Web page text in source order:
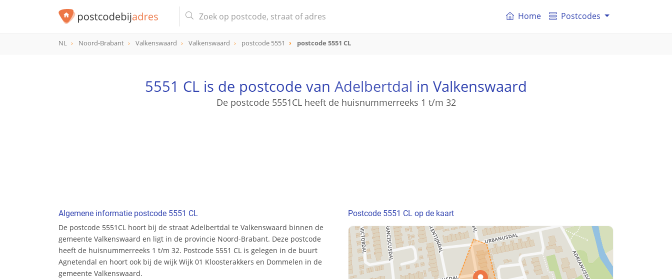
Home Postcodes
NL Noord-Brabant Valkenswaard Valkenswaard postcode 5551 postcode 5551 CL
5551 CL is de postcode van Adelbertdal in Valkenswaard
De postcode 5551CL heeft de huisnummerreeks 1 t/m 32
Algemene informatie postcode 5551 CL
De postcode 5551CL hoort bij de straat Adelbertdal te Valkenswaard binnen de
gemeente Valkenswaard en ligt in de provincie Noord-Brabant. Deze postcode
heeft de huisnummerreeks 1 t/m 32. Postcode 5551 CL is gelegen in de buurt
Agnetendal en hoort ook bij de wijk Wijk 01 Kloosterakkers en Dommelen in de
gemeente Valkenswaard.
Postcode 5551 CL op de kaart